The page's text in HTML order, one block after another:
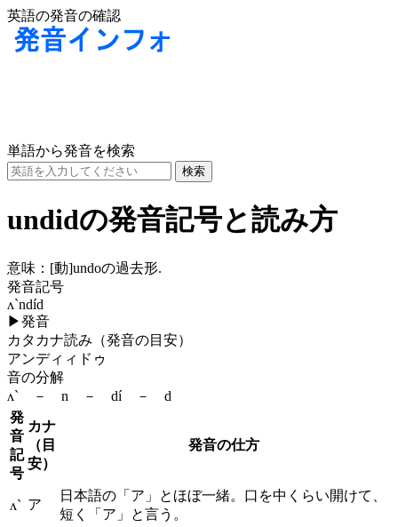
英語の発音の確認
単語から発音を検索
undidの発音記号と読み方
意味： [動]undoの過去形.
発音記号
ʌ`ndíd
▶発音
カタカナ読み（発音の目安）
アンディィドゥ
音の分解
ʌ` － n － dí － d
発
音
記
号
カナ
（目
安）
発音の仕方
ʌ` ア
日本語の「ア」とほぼ一緒。口を中くらい開けて、
短く「ア」と言う。